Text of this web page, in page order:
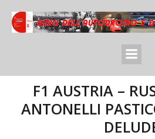
F1 AUSTRIA –
ANTONELLI